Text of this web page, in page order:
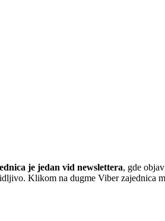
je jedan vid newslettera, gde
Klikom na dugme Viber zajednica